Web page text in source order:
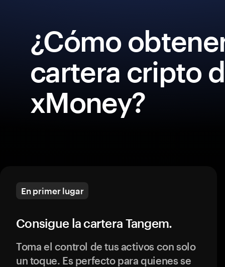
¿Cómo
cartera cripto
xMoney?
En primer lugar
Consigue la cartera Tangem.
Toma el control de tus activos con solo
un toque. Es perfecto para quienes se